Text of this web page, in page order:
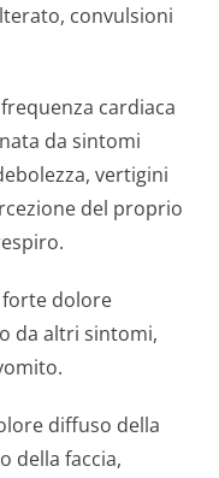
convulsioni
cardiaca
da sintomi
vertigini
del proprio
dolore
da altri sintomi,
diffuso della
della faccia,